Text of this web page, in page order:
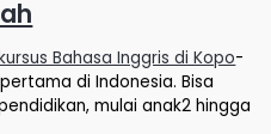
Bahasa Inggris di Kopo-
di Indonesia. Bisa
mulai anak2 hingga